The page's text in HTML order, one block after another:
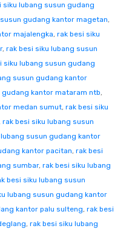
siku lubang susun gudang
gudang kantor magetan,
majalengka, rak besi siku
, rak besi siku lubang susun
siku lubang susun gudang
susun gudang kantor
kantor mataram ntb,
medan sumut, rak besi siku
rak besi siku lubang susun
susun gudang kantor
kantor pacitan, rak besi
sumbar, rak besi siku lubang
besi siku lubang susun
lubang susun gudang kantor
kantor palu sulteng, rak besi
, rak besi siku lubang